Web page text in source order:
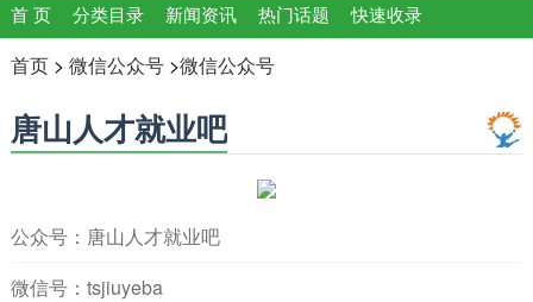
首 页 分类目录 新闻资讯 热门话题 快速收录
首页> 微信公众号>微信公众号
唐山人才就业吧
公众号：唐山人才就业吧
微信号：tsjiuyeba